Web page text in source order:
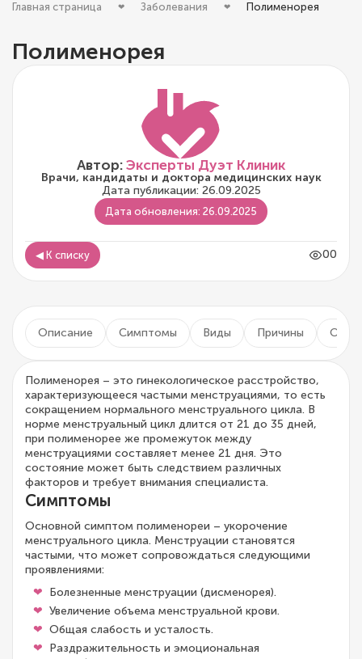
Главная страница Заболевания Полименорея
Полименорея
Автор:Эксперты Дуэт Клиник
Врачи, кандидаты и доктора медицинских наук
Дата публикации: 26.09.2025
Дата обновления: 26.09.2025
◀ К списку 00
Описание Симптомы Виды Причины
Полименорея – это гинекологическое расстройство,
характеризующееся частыми менструациями, то есть
сокращением нормального менструального цикла. В
норме менструальный цикл длится от 21 до 35 дней,
при полименорее же промежуток между
менструациями составляет менее 21 дня. Это
состояние может быть следствием различных
факторов и требует внимания специалиста.
Симптомы
Основной симптом полименореи – укорочение
менструального цикла. Менструации становятся
частыми, что может сопровождаться следующими
проявлениями:
Болезненные менструации (дисменорея).
Увеличение объема менструальной крови.
Общая слабость и усталость.
Раздражительность и эмоциональная